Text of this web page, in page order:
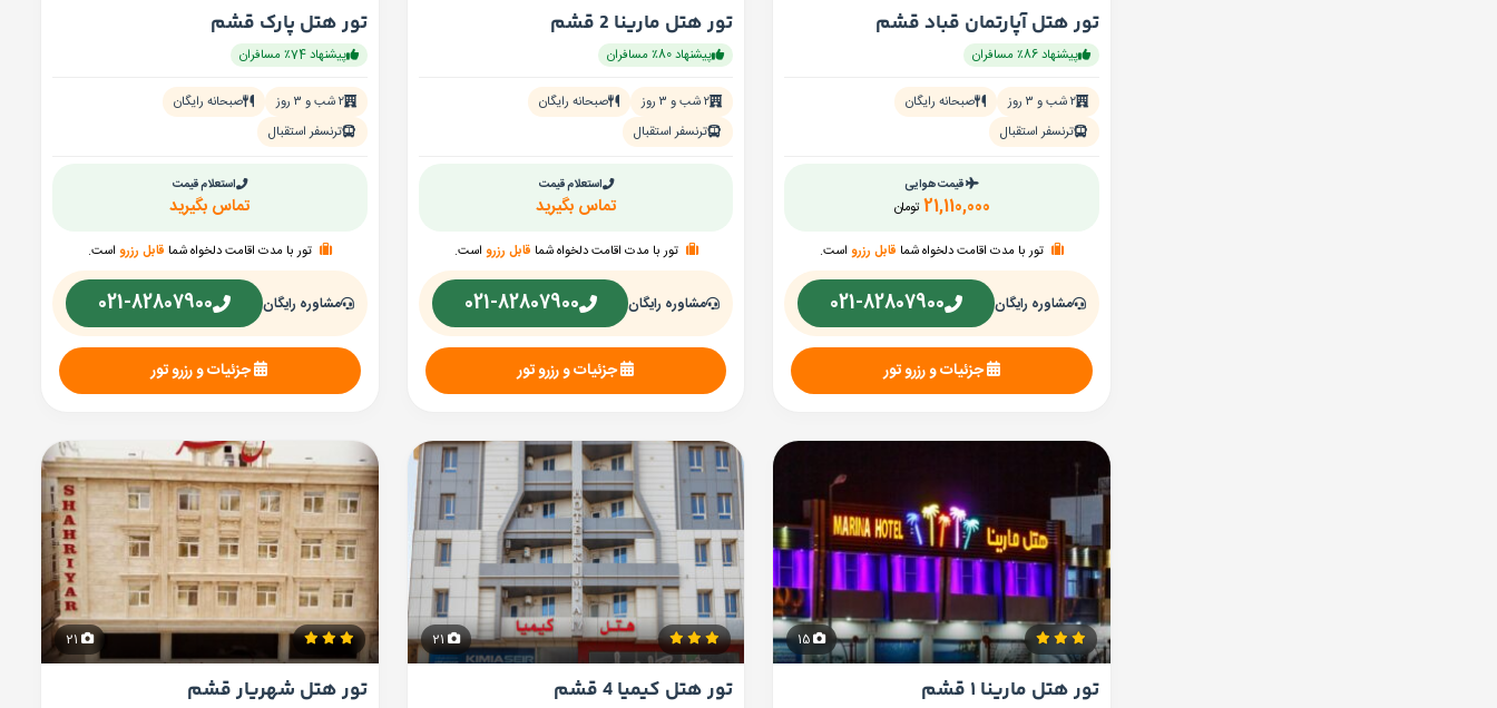
تور هتل آپارتمان قباد قشم
پیشنهاد 86٪ مسافران
۲ شب و ۳ روز
صبحانه رایگان
ترنسفر استقبال
قیمت هوایی
تومان 21,110,000
تور با مدت اقامت دلخواه شما قابل رزرواست.
مشاوره رایگان 021-82807900
جزئیات و رزرو تور
تور هتل مارینا 2 قشم
پیشنهاد 80٪ مسافران
۲ شب و ۳ روز
صبحانه رایگان
ترنسفر استقبال
استعلام قیمت
تماس بگیرید
تور با مدت اقامت دلخواه شما قابل رزرو است.
مشاوره رایگان 021-82807900
جزئیات و رزرو تور
تور هتل پارک قشم
پیشنهاد 74٪ مسافران
۲ شب و ۳ روز
صبحانه رایگان
ترنسفر استقبال
استعلام قیمت
تماس بگیرید
تور با مدت اقامت دلخواه شما قابل رزرو است.
مشاوره رایگان 021-82807900
جزئیات و رزرو تور
15
تور هتل مارینا ۱ قشم
21
تور هتل کیمیا 4 قشم
21
تور هتل شهریار قشم